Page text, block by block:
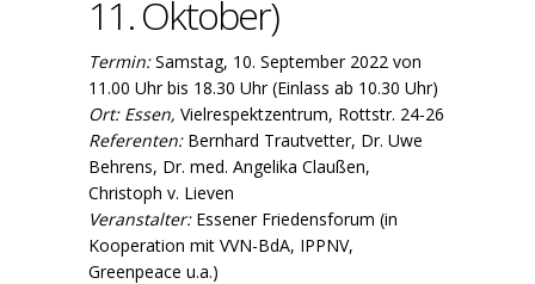
11. Oktober)
Termin:Samstag, 10. September 2022 von
11.00 Uhr bis 18.30 Uhr (Einlass ab 10.30 Uhr)
Ort: Essen, Vielrespektzentrum, Rottstr. 24-26
Referenten: Bernhard Trautvetter, Dr. Uwe
Behrens, Dr. med. Angelika Claußen,
Christoph v. Lieven
Veranstalter: Essener Friedensforum (in
Kooperation mit VVN-BdA, IPPNV,
Greenpeace u.a.)